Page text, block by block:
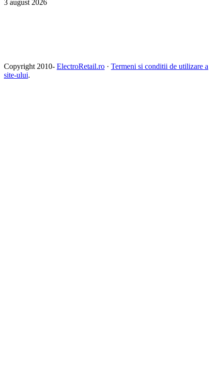
3 august 2026
Copyright 2010- ElectroRetail.ro · Termeni si conditii de utilizare a
site-ului.